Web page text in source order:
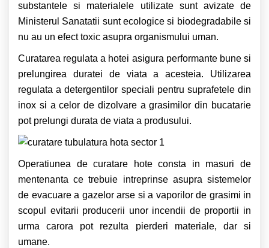
substantele si materialele utilizate sunt avizate de
Ministerul Sanatatii sunt ecologice si biodegradabile si
nu au un efect toxic asupra organismului uman.
Curatarea regulata a hotei asigura performante bune si
prelungirea duratei de viata a acesteia. Utilizarea
regulata a detergentilor speciali pentru suprafetele din
inox si a celor de dizolvare a grasimilor din bucatarie
pot prelungi durata de viata a produsului.
Operatiunea de curatare hote consta in masuri de
mentenanta ce trebuie intreprinse asupra sistemelor
de evacuare a gazelor arse si a vaporilor de grasimi in
scopul evitarii producerii unor incendii de proportii in
urma carora pot rezulta pierderi materiale, dar si
umane.